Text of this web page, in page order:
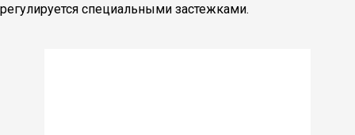
регулируется специальными застежками.